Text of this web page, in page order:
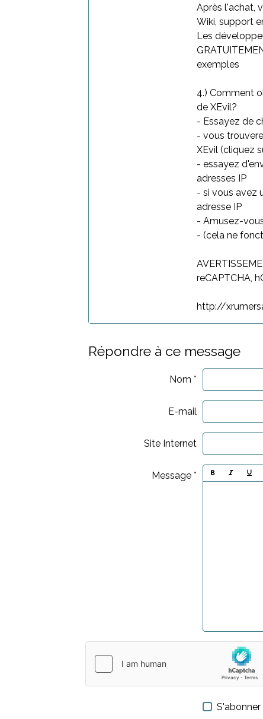
Après l'achat,
Wiki, support
Les
exemples
4.) Comment
de XEvil?
- Essayez de
- vous
XEvil (cliquez
- essayez
adresses IP
- si vous avez
adresse IP
- Amusez-
- (cela ne
reCAPTCHA,
http://
Répondre à ce message
Nom
E-mail
Site Internet
Message